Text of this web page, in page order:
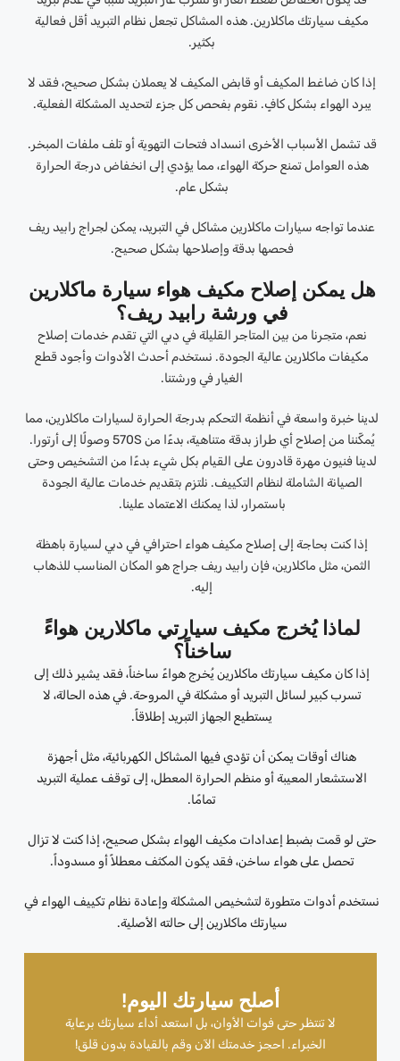
أصلح سيارتك اليوم!
لا تنتظر حتى فوات الأوان، بل استعد أداء سيارتك برعاية
الخبراء. احجز خدمتك الآن وقم بالقيادة بدون قلق!
مكيف سيارتك ماكلارين. هذه المشاكل تجعل نظام التبريد أقل فعالية
بكثير.
إذا كان ضاغط المكيف أو قابض المكيف لا يعملان بشكل صحيح، فقد لا
يبرد الهواء بشكل كافٍ. نقوم بفحص كل جزء لتحديد المشكلة الفعلية.
قد تشمل الأسباب الأخرى انسداد فتحات التهوية أو تلف ملفات المبخر.
هذه العوامل تمنع حركة الهواء، مما يؤدي إلى انخفاض درجة الحرارة
بشكل عام.
عندما تواجه سيارات ماكلارين مشاكل في التبريد، يمكن لجراج رابيد ريف
فحصها بدقة وإصلاحها بشكل صحيح.
هل يمكن إصلاح مكيف هواء سيارة ماكلارين
في ورشة رابيد ريف؟
نعم، متجرنا من بين المتاجر القليلة في دبي التي تقدم خدمات إصلاح
مكيفات ماكلارين عالية الجودة. نستخدم أحدث الأدوات وأجود قطع
الغيار في ورشتنا.
لدينا خبرة واسعة في أنظمة التحكم بدرجة الحرارة لسيارات ماكلارين، مما
يُمكّننا من إصلاح أي طراز بدقة متناهية، بدءًا من 570S وصولًا إلى أرتورا.
لدينا فنيون مهرة قادرون على القيام بكل شيء بدءًا من التشخيص وحتى
الصيانة الشاملة لنظام التكييف. نلتزم بتقديم خدمات عالية الجودة
باستمرار، لذا يمكنك الاعتماد علينا.
إذا كنت بحاجة إلى إصلاح مكيف هواء احترافي في دبي لسيارة باهظة
الثمن، مثل ماكلارين، فإن رابيد ريف جراج هو المكان المناسب للذهاب
إليه.
لماذا يُخرج مكيف سيارتي ماكلارين هواءً
ساخناً؟
إذا كان مكيف سيارتك ماكلارين يُخرج هواءً ساخناً، فقد يشير ذلك إلى
تسرب كبير لسائل التبريد أو مشكلة في المروحة. في هذه الحالة، لا
يستطيع الجهاز التبريد إطلاقاً.
هناك أوقات يمكن أن تؤدي فيها المشاكل الكهربائية، مثل أجهزة
الاستشعار المعيبة أو منظم الحرارة المعطل، إلى توقف عملية التبريد
تمامًا.
حتى لو قمت بضبط إعدادات مكيف الهواء بشكل صحيح، إذا كنت لا تزال
تحصل على هواء ساخن، فقد يكون المكثف معطلاً أو مسدوداً.
نستخدم أدوات متطورة لتشخيص المشكلة وإعادة نظام تكييف الهواء في
سيارتك ماكلارين إلى حالته الأصلية.